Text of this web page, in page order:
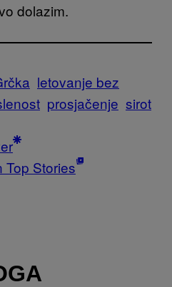
dolazim.
letovanje bez
prosjačenje sirot
Top Stories